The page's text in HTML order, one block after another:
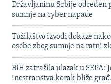
Državljaninu Srbije određen
sumnje na cyber napade
Tužilaštvo izvodi dokaze
osobe zbog sumnje na ratni
BiH zatražila ulazak u SEPA:
inostranstva korak bliže